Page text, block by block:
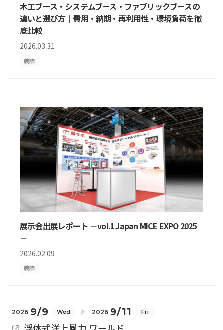
木工ブース・システムブース・ファブリックブースの
違いと選び方｜費用・納期・再利用性・環境負荷を徹
底比較
2026.03.31
装飾
展示会出展レポート －vol.1 Japan MICE EXPO 2025
－
2026.02.09
装飾
2026 9/9 Wed 2026 9/11 Fri